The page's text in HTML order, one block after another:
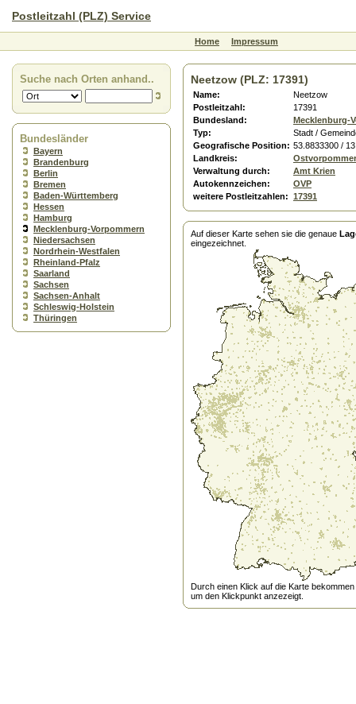
Postleitzahl (PLZ) Service
Home Impressum
Suche nach Orten anhand..
Bundesländer
Bayern
Brandenburg
Berlin
Bremen
Baden-Württemberg
Hessen
Hamburg
Mecklenburg-Vorpommern
Niedersachsen
Nordrhein-Westfalen
Rheinland-Pfalz
Saarland
Sachsen
Sachsen-Anhalt
Schleswig-Holstein
Thüringen
Neetzow (PLZ: 17391)
Name:
Neetzow
Postleitzahl:
17391
Bundesland:
Mecklenburg-
Typ:
Stadt /
Geografische Position: 53.8833300 /
Landkreis:
Verwaltung durch:
Amt Krien
Autokennzeichen:
OVP
weitere Postleitzahlen: 17391
Auf dieser Karte sehen sie die genaue
eingezeichnet.
Durch einen Klick auf die Karte
um den Klickpunkt anzezeigt.